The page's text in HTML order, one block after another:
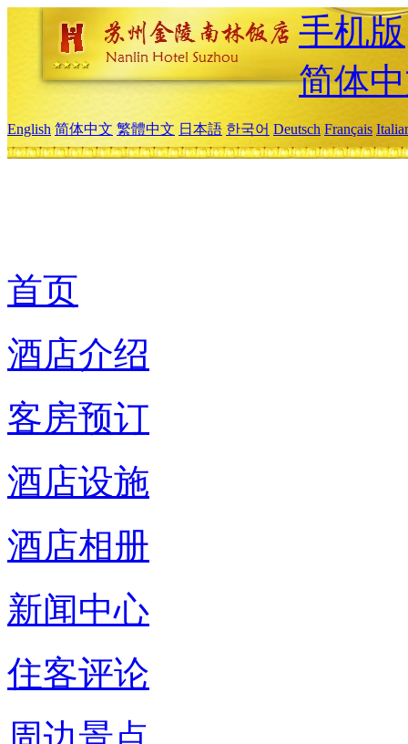
手机版
简体
English 简体中文 繁體中文 日本語 한국어 Deutsch Français
首页
酒店介绍
客房预订
酒店设施
酒店相册
新闻中心
住客评论